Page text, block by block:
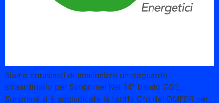
Siamo entusiasti di annunciare un traguardo
straordinario per Sunprime! Nel 14° bando GSE,
Sunprime si è aggiudicata la tariffa Cfd del DMFER per